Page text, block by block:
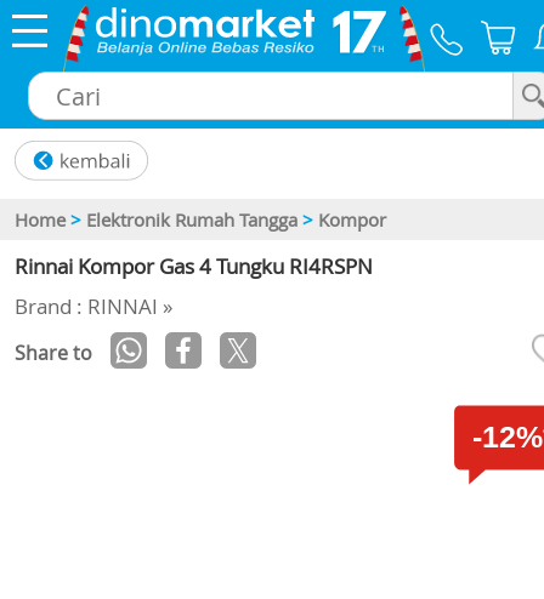
Home > Elektronik Rumah Tangga > Kompor
Rinnai Kompor Gas 4 Tungku RI4RSPN
Brand : RINNAI »
Share to
-